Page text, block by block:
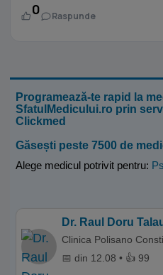
0 Raspunde
Programează-te rapid la
SfatulMedicului.ro prin
Clickmed
Găsești peste 7500 de
Alege medicul potrivit pentru:
Dr. Raul Doru
Clinica Polisano
📅 din 12.08 • 👍 99